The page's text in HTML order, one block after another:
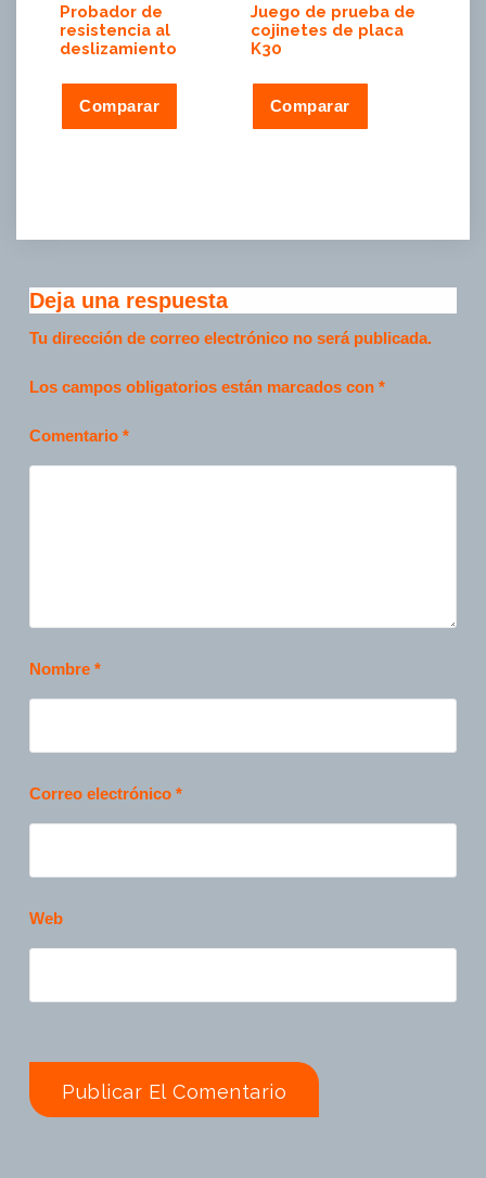
Probador de
resistencia al
deslizamiento
Comparar
Juego de prueba de
cojinetes de placa
K30
Comparar
Deja una respuesta
Tu dirección de correo electrónico no será publicada.
Los campos obligatorios están marcados con *
Comentario *
Nombre *
Correo electrónico *
Web